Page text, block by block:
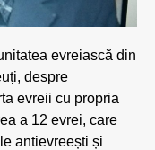
evreiască din
despre
evreii cu propria
a 12 evrei, care
antievreești și